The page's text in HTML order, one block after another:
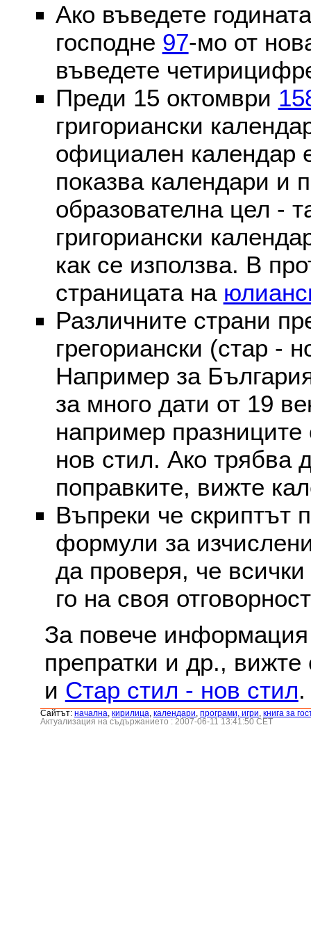
Ако въведете
господне 97-мо от
въведете
Преди 15 октомври
григориански
официален календар
показва календари и
образователна цел -
григориански
как се използва. В
страницата на
Различните страни
грегориански (стар -
Например за
за много дати от 19
например празниците
нов стил. Ако трябва
поправките, вижте
Въпреки че скриптът
формули за
да проверя, че
го на своя
За повече информация
препратки и др.,
и Стар стил - нов стил.
Сайтът: началнa кирилица календари програми, игри книга за
Актуализация на съдържанието : 2007-06-11 13:41:50 CET